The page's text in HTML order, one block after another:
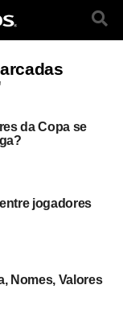
da Copa se
jogadores
Nomes, Valores